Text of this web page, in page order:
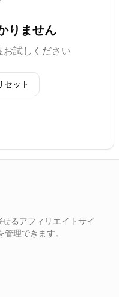
りません
試しください
セット
るアフィリエイトサイ
理できます。